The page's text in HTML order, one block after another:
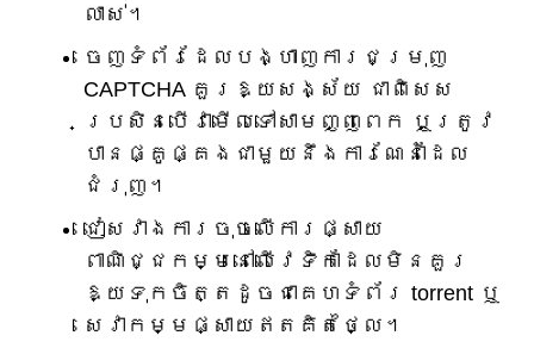
លាស់។
ចេញទំព័រដែលបង្ហាញការជម្រុញ
CAPTCHA គួរឱ្យសង្ស័យ ជាពិសេស
ប្រសិនបើវាមើលទៅសាមញ្ញពេក ឬត្រូវ
បានផ្គូផ្គងជាមួយនឹងការណែនាំដែល
ជំរុញ។
ជៀសវាងការចុចលើការផ្សាយ
ពាណិជ្ជកម្មនៅលើវេទិកាដែលមិនគួរ
ឱ្យទុកចិត្តដូចជាគេហទំព័រ torrent ឬ
សេវាកម្មផ្សាយឥតគិតថ្លៃ។